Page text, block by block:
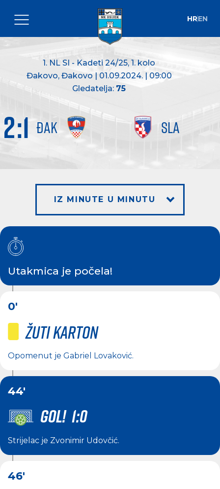
HREN
1. NL SI - Kadeti 24/25, 1. kolo
Đakovo, Đakovo | 01.09.2024. | 09:00
Gledatelja: 75
ĐAK SLA
2:1
IZ MINUTE U MINUTU
Utakmica je počela!
0'
Žuti karton
Opomenut je Gabriel Lovaković.
44'
GOL! 1:0
Strijelac je Zvonimir Udovčić.
46'